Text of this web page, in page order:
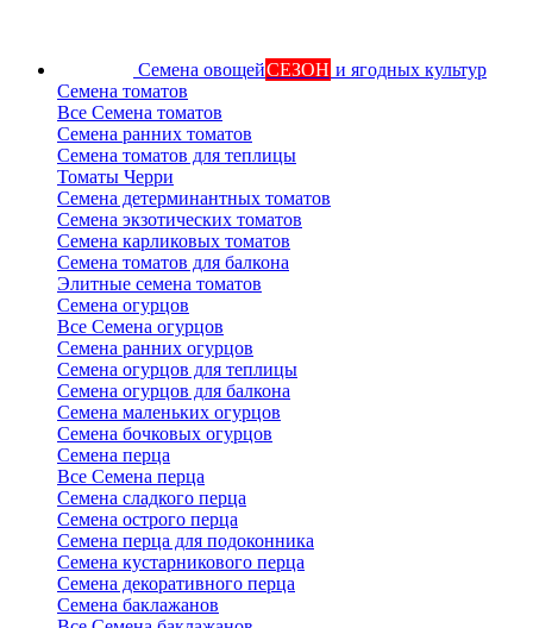
Семена овощейСЕЗОН и ягодных культур
Семена томатов
Все Семена томатов
Семена ранних томатов
Семена томатов для теплицы
Томаты Черри
Семена детерминантных томатов
Семена экзотических томатов
Семена карликовых томатов
Семена томатов для балкона
Элитные семена томатов
Семена огурцов
Все Семена огурцов
Семена ранних огурцов
Семена огурцов для теплицы
Семена огурцов для балкона
Семена маленьких огурцов
Семена бочковых огурцов
Семена перца
Все Семена перца
Семена сладкого перца
Семена острого перца
Семена перца для подоконника
Семена кустарникового перца
Семена декоративного перца
Семена баклажанов